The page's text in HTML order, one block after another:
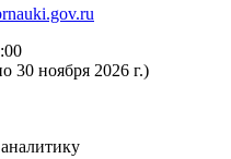
30 ноября 2026 г.)